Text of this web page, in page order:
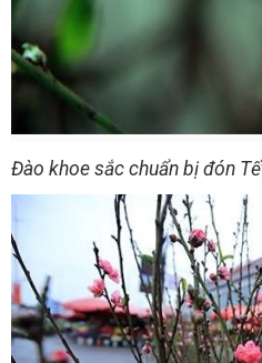
Đào khoe sắc chuẩn bị đón